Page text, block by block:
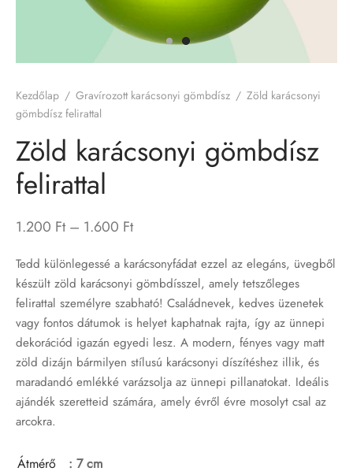
Kezdőlap / Gravírozott karácsonyi gömbdísz / Zöld karácsonyi
gömbdísz felirattal
Zöld karácsonyi gömbdísz
felirattal
1.200 Ft – 1.600 FtPrice
1.200 Ft
through
1.600 Ft
Tedd különlegessé a karácsonyfádat ezzel az elegáns, üvegből
készült zöld karácsonyi gömbdísszel, amely tetszőleges
felirattal személyre szabható! Családnevek, kedves üzenetek
vagy fontos dátumok is helyet kaphatnak rajta, így az ünnepi
dekorációd igazán egyedi lesz. A modern, fényes vagy matt
zöld dizájn bármilyen stílusú karácsonyi díszítéshez illik, és
maradandó emlékké varázsolja az ünnepi pillanatokat. Ideális
ajándék szeretteid számára, amely évről évre mosolyt csal az
arcokra.
Átmérő : 7 cm
kutyabiléták
poharak
termékeink
karácsonyi gömbdíszek